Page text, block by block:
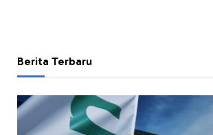
Berita Terbaru